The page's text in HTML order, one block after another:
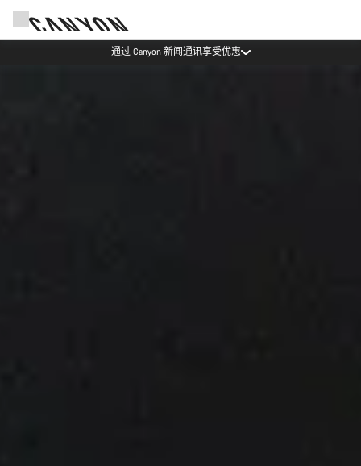
Canyon 活动